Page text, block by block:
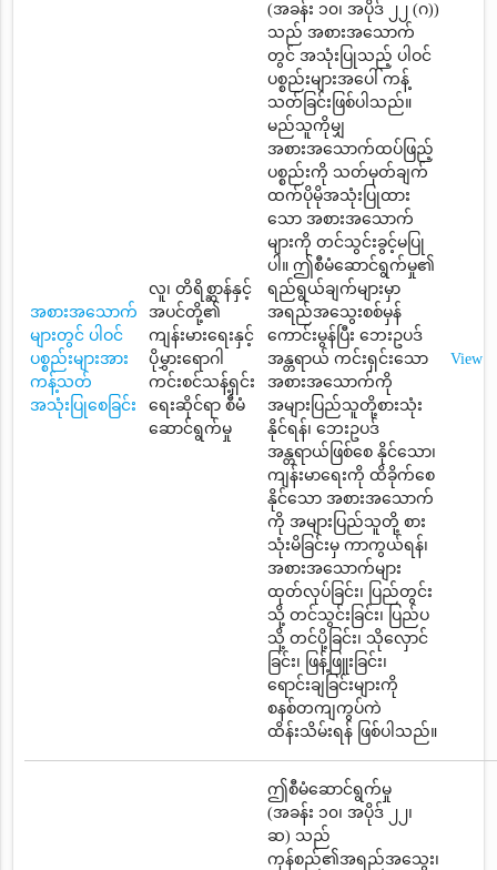
အစားအသောက်
များတွင် ပါဝင်
ပစ္စည်းများအား
ကန့်သတ်
အသုံးပြုစေခြင်း
လူ၊ တိရိစ္ဆာန်နှင့်
အပင်တို့၏
ကျန်းမားရေးနှင့်
ပိုမွှားရောဂါ
ကင်းစင်သန့်ရှင်း
ရေးဆိုင်ရာ စီမံ
ဆောင်ရွက်မှု
(အခန်း ၁၀၊ အပိုဒ် ၂၂ (ဂ))
သည် အစားအသောက်
တွင် အသုံးပြုသည့် ပါဝင်
ပစ္စည်းများအပေါ် ကန့်
သတ်ခြင်းဖြစ်ပါသည်။
မည်သူကိုမျှ
အစားအသောက်ထပ်ဖြည့်
ပစ္စည်းကို သတ်မှတ်ချက်
ထက်ပိုမိုအသုံးပြုထား
သော အစားအသောက်
များကို တင်သွင်းခွင့်မပြု
ပါ။ ဤစီမံဆောင်ရွက်မှု၏
ရည်ရွယ်ချက်များမှာ
အရည်အသွေးစစ်မှန်
ကောင်းမွန်ပြီး ဘေးဥပဒ်
အန္တရာယ် ကင်းရှင်းသော
အစားအသောက်ကို
အများပြည်သူတို့စားသုံး
နိုင်ရန်၊ ဘေးဥပဒ်
အန္တရာယ်ဖြစ်စေ နိုင်သော၊
ကျန်းမာရေးကို ထိခိုက်စေ
နိုင်သော အစားအသောက်
ကို အများပြည်သူတို့ စား
သုံးမိခြင်းမှ ကာကွယ်ရန်၊
အစားအသောက်များ
ထုတ်လုပ်ခြင်း၊ ပြည်တွင်း
သို့ တင်သွင်းခြင်း၊ ပြည်ပ
သို့ တင်ပို့ခြင်း၊ သိုလှောင်
ခြင်း၊ ဖြန့်ဖြူးခြင်း၊
ရောင်းချခြင်းများကို
စနစ်တကျကွပ်ကဲ
ထိန်းသိမ်းရန် ဖြစ်ပါသည်။
View
ဤစီမံဆောင်ရွက်မှု
(အခန်း ၁၀၊ အပိုဒ် ၂၂၊
ဆ) သည်
ကုန်စည်၏အရည်အသွေး၊